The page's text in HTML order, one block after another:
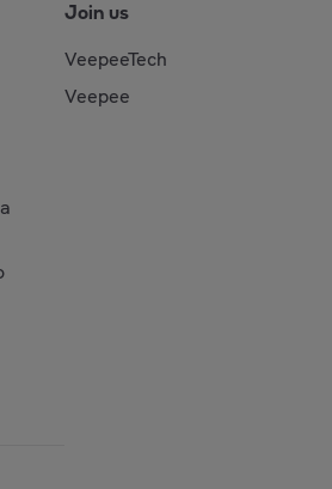
Join us
VeepeeTech
Veepee